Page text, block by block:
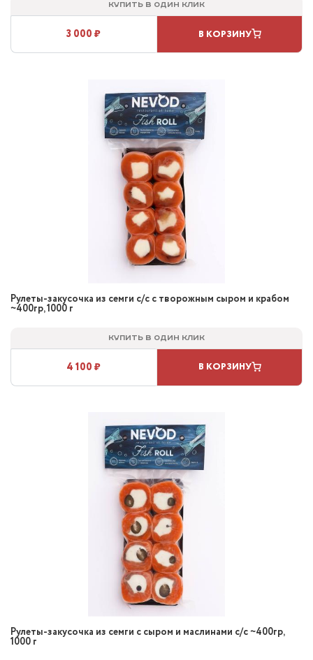
Купить в один клик
3 000 ₽ В КОРЗИНУ
Рулеты-закусочка из семги с/с с творожным сыром и крабом
~400гр, 1000 г
Купить в один клик
4 100 ₽ В КОРЗИНУ
Рулеты-закусочка из семги с сыром и маслинами с/с ~400гр,
1000 г